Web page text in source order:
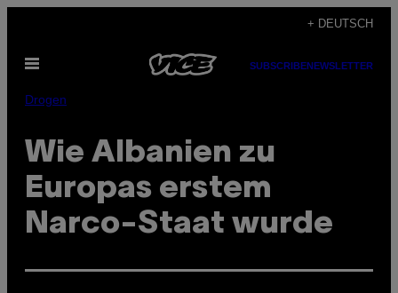
content
+ DEUTSCH
Open
SUBSCRIBENEWSLETTER
Drogen
Wie Albanien zu
Europas erstem
Narco-Staat wurde